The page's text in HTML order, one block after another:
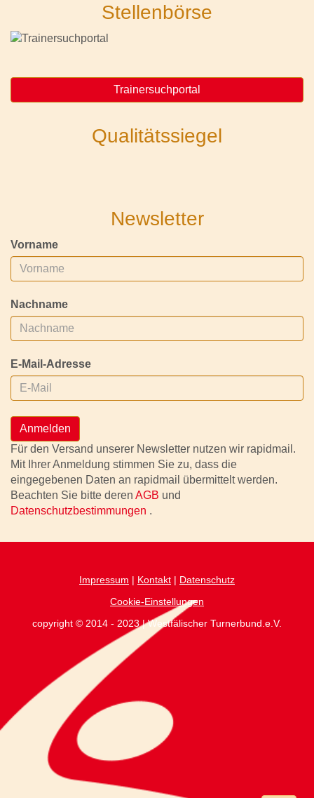
Stellenbörse
Trainersuchportal
Qualitätssiegel
Newsletter
Vorname
Nachname
E-Mail-Adresse
Anmelden
Für den Versand unserer Newsletter nutzen wir rapidmail.
Mit Ihrer Anmeldung stimmen Sie zu, dass die
eingegebenen Daten an rapidmail übermittelt werden.
Beachten Sie bitte deren AGB und
Datenschutzbestimmungen .
Impressum | Kontakt | Datenschutz
Cookie-Einstellungen
copyright © 2014 - 2023 | Westfälischer Turnerbund.e.V.